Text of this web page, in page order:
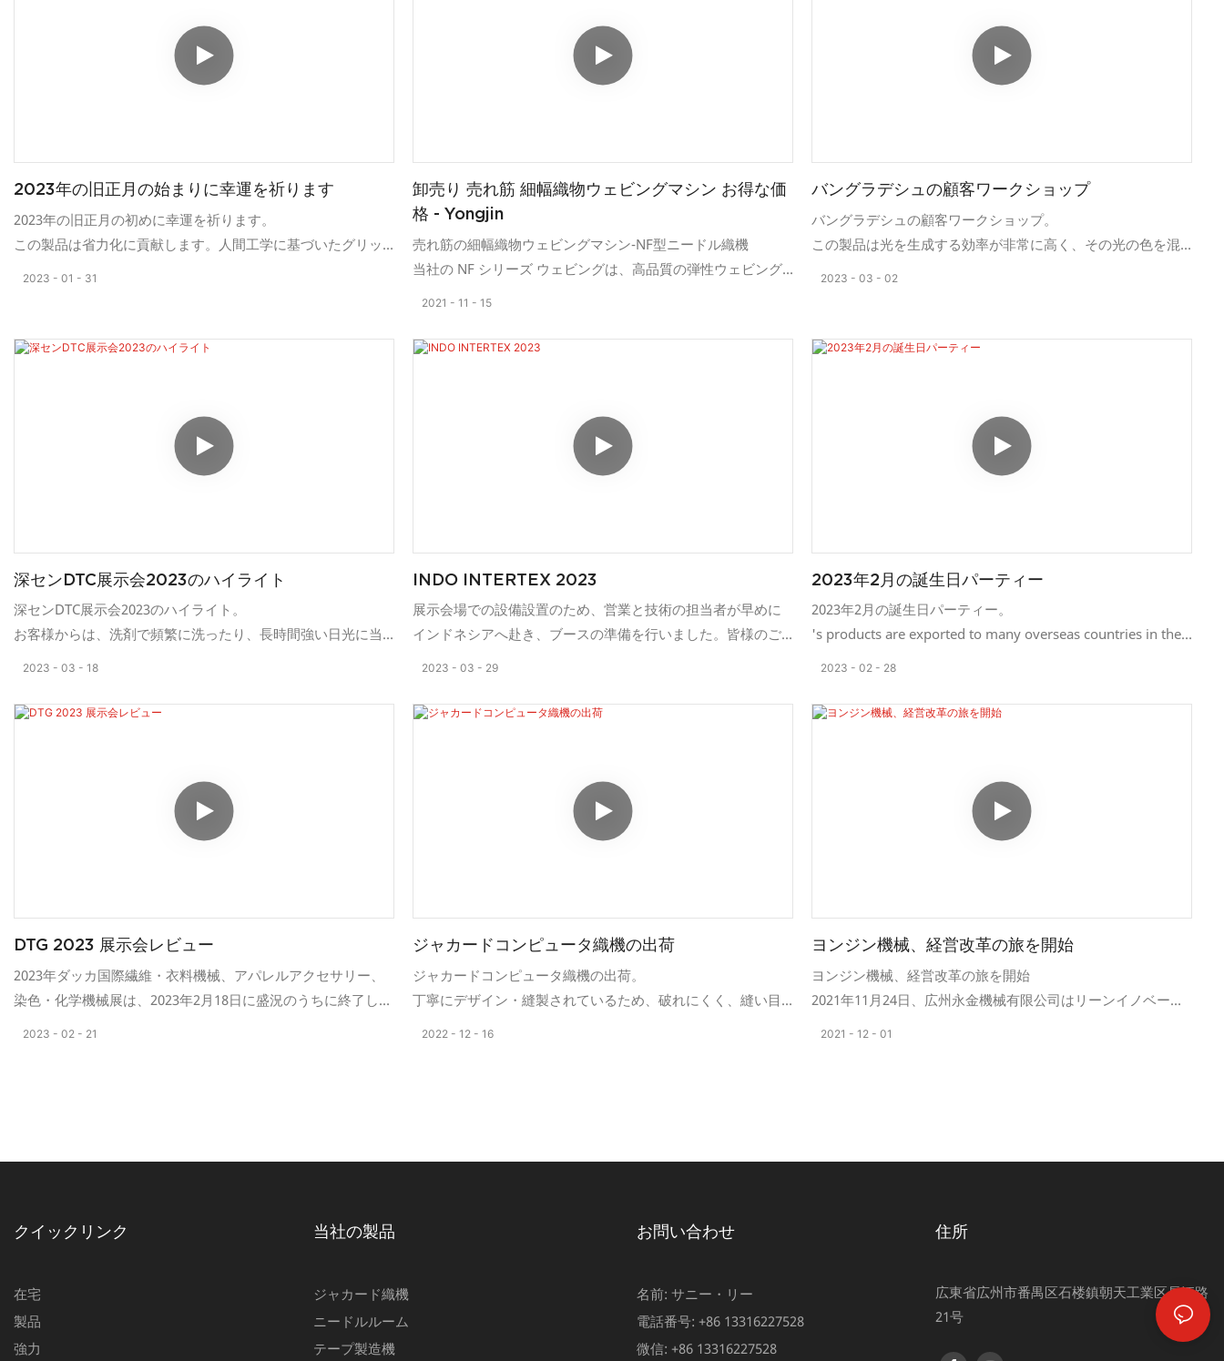
2023年の旧正月の始まりに幸運を祈ります
2023年の旧正月の初めに幸運を祈ります。
この製品は省力化に貢献します。人間工学に基づいたグリッ
2023 01 31
卸売り 売れ筋 細幅織物ウェビングマシン お得な価
格 - Yongjin
売れ筋の細幅織物ウェビングマシン-NF型ニードル織機
当社の NF シリーズ ウェビングは、高品質の弾性ウェビング
えが困難な、伸縮性または非伸縮性の細幅織物に適していま
お客様はウェビングの生産ラインを増強し、NF ウェビング マ
シンを一括購入しました。
2021 11 15
バングラデシュの顧客ワークショップ
バングラデシュの顧客ワークショップ。
この製品は光を生成する効率が非常に高く、その光の色を混
2023 03 02
深センDTC展示会2023のハイライト
深センDTC展示会2023のハイライト。
お客様からは、洗剤で頻繁に洗ったり、長時間強い日光に当
2023 03 18
INDO INTERTEX 2023
展示会場での設備設置のため、営業と技術の担当者が早めに
インドネシアへ赴き、ブースの準備を行いました。皆様のご
して専門的に、機械の詳細をご説明いたします。HB-G5ブー
2023 03 29
2023年2月の誕生日パーティー
2023年2月の誕生日パーティー。
's products are exported to many overseas countries in the
2023 02 28
DTG 2023 展示会レビュー
2023年ダッカ国際繊維・衣料機械、アパレルアクセサリー、
染色・化学機械展は、2023年2月18日に盛況のうちに終了しま
2023 02 21
ジャカードコンピュータ織機の出荷
ジャカードコンピュータ織機の出荷。
丁寧にデザイン・縫製されているため、破れにくく、縫い目
2022 12 16
ヨンジン機械、経営改革の旅を開始
ヨンジン機械、経営改革の旅を開始
2021年11月24日、広州永金機械有限公司はリーンイノベーシ
2021 12 01
クイックリンク
在宅
製品
強力
当社の製品
ジャカード織機
ニードルルーム
テープ製造機
お問い合わせ
名前: サニー・リー
電話番号: +86 13316227528
微信: +86 13316227528
住所
広東省広州市番禺区石楼鎮朝天工業区長江路
21号